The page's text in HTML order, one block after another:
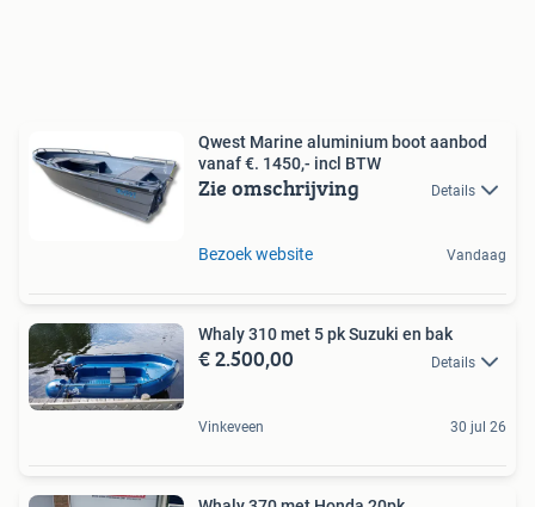
Qwest Marine aluminium boot aanbod
vanaf €. 1450,- incl BTW
Zie omschrijving Details
Bezoek website Vandaag
Whaly 310 met 5 pk Suzuki en bak
€ 2.500,00 Details
Vinkeveen 30 jul 26